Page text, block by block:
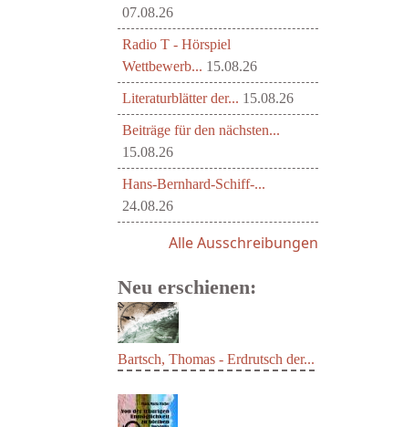
07.08.26
Radio T - Hörspiel
Wettbewerb... 15.08.26
Literaturblätter der... 15.08.26
Beiträge für den nächsten...
15.08.26
Hans-Bernhard-Schiff-...
24.08.26
Alle Ausschreibungen
Neu erschienen:
Bartsch, Thomas - Erdrutsch der...